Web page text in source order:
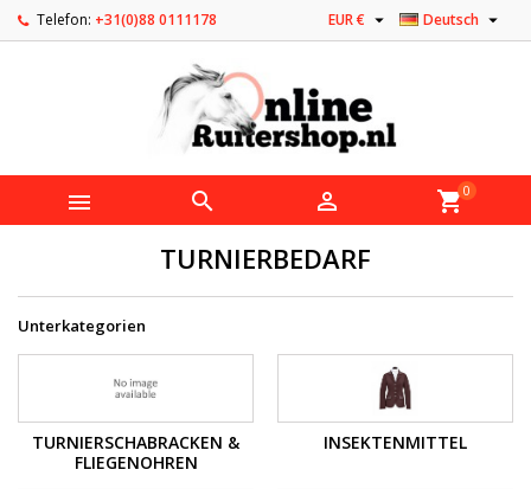
Telefon: +31(0)88 0111178 Deutsch 
EUR € 
   shopping_cart0
TURNIERBEDARF
Unterkategorien
TURNIERSCHABRACKEN &
FLIEGENOHREN
INSEKTENMITTEL